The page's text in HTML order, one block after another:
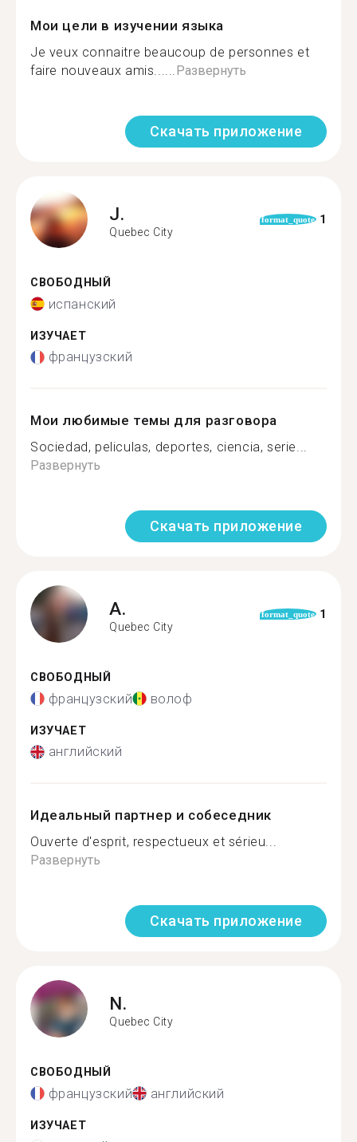
Мои цели в изучении языка
Je veux connaitre beaucoup de personnes et
faire nouveaux amis......Развернуть
Скачать приложение
J.
Quebec City
format_quote 1
СВОБОДНЫЙ
испанский
ИЗУЧАЕТ
французский
Мои любимые темы для разговора
Sociedad, peliculas, deportes, ciencia, serie...
Развернуть
Скачать приложение
A.
Quebec City
format_quote 1
СВОБОДНЫЙ
французский волоф
ИЗУЧАЕТ
английский
Идеальный партнер и собеседник
Ouverte d'esprit, respectueux et sérieu...
Развернуть
Скачать приложение
N.
Quebec City
СВОБОДНЫЙ
французский английский
ИЗУЧАЕТ